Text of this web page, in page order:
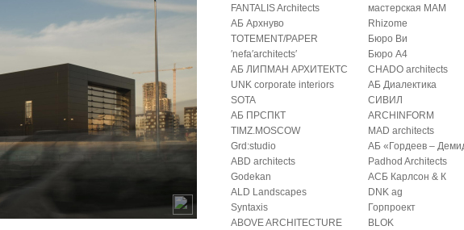
FANTALIS Architects
АБ Архнуво
TOTEMENT/PAPER
′nefa′architects′
АБ ЛИПМАН АРХИТЕКТС
UNK corporate interiors
SOTA
АБ ПРСПКТ
TIMZ.MOSCOW
Grd:studio
ABD architects
Godekan
ALD Landscapes
Syntaxis
ABOVE ARCHITECTURE
мастерская МАМ
Rhizome
Бюро Ви
Бюро А4
CHADO architects
АБ Диалектика
СИВИЛ
ARCHINFORM
MAD architects
АБ «Гордеев –
Padhod Architects
АСБ Карлсон & К
DNK ag
Горпроект
BLOK